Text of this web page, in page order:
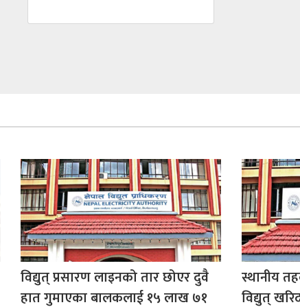
विद्युत् प्रसारण लाइनको तार छोएर दुवै
हात गुमाएका बालकलाई १५ लाख ७१
स्थानीय
विद्युत्